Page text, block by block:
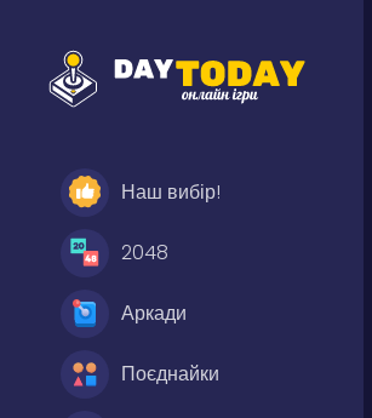
Наш вибір!
2048
Аркади
Поєднайки